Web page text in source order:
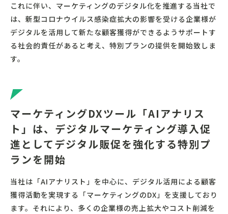
これに伴い、マーケティングのデジタル化を推進する当社で
は、新型コロナウイルス感染症拡大の影響を受ける企業様が
デジタルを活用して新たな顧客獲得ができるようサポートす
る社会的責任があると考え、特別プランの提供を開始致しま
す。
マーケティングDXツール「AIアナリス
ト」は、デジタルマーケティング導入促
進としてデジタル販促を強化する特別プ
ランを開始
当社は「AIアナリスト」を中心に、デジタル活用による顧客
獲得活動を実現する「マーケティングのDX」を支援しており
ます。それにより、多くの企業様の売上拡大やコスト削減を